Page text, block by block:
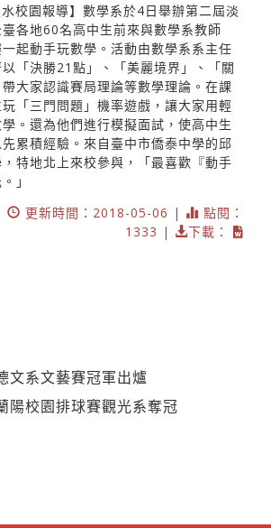
水校園報導】數學系於4日舉辦第二屆淡
各地60名高中生前來與數學系教師
起動手玩數學。活動由數學系系主任
「決勝21點」、「美麗境界」、「關
大家認識賽局理論等數學理論。在課
「三門問題」機率遊戲，讓大家用輕
。還為他們進行模擬面試，使高中生
累積經驗。來自臺中市僑泰中學的邱
特地北上來校參與，「最喜歡『動手
」
更新時間：2018-05-06 |
點閱：
1333 |
下載：
文系文藝賽冠軍出爐
陽校園排球賽觀光系奪冠